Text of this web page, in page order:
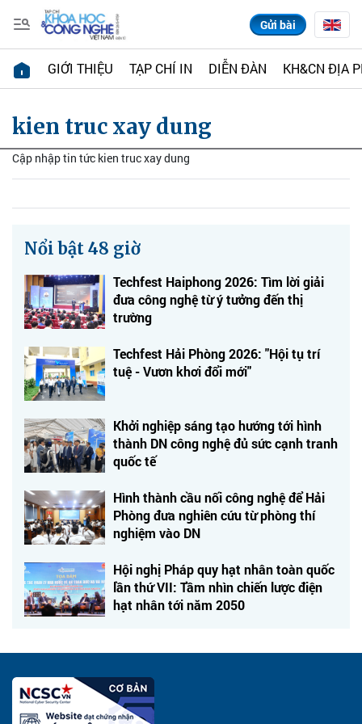
Gửi bài
GIỚI THIỆU TẠP CHÍ IN DIỄN ĐÀN KH&CN ĐỊA
kien truc xay dung
Cập nhập tin tức kien truc xay dung
Nổi bật 48 giờ
Techfest Haiphong 2026: Tìm lời giải
đưa công nghệ từ ý tưởng đến thị
trường
Techfest Hải Phòng 2026: "Hội tụ trí
tuệ - Vươn khơi đổi mới"
Khởi nghiệp sáng tạo hướng tới hình
thành DN công nghệ đủ sức cạnh tranh
quốc tế
Hình thành cầu nối công nghệ để Hải
Phòng đưa nghiên cứu từ phòng thí
nghiệm vào DN
Hội nghị Pháp quy hạt nhân toàn quốc
lần thứ VII: Tầm nhìn chiến lược điện
hạt nhân tới năm 2050